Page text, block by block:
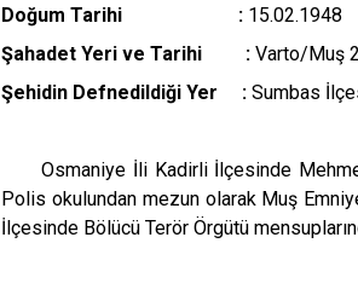
Doğum Tarihi : 15.02.1948
Şahadet Yeri ve Tarihi : Varto/Muş
Şehidin Defnedildiği Yer : Sumbas
Osmaniye İli Kadirli İlçesinde
Polis okulundan mezun olarak Muş
İlçesinde Bölücü Terör Örgütü